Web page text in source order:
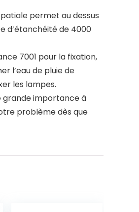
permet au dessus
d’étanchéité de 4000
7001 pour la fixation,
l’eau de pluie de
les lampes.
grande importance à
problème dès que